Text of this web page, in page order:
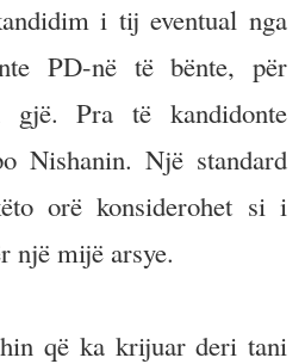
i tij eventual nga
PD-në të bënte, për
gjë. Pra të kandidonte
Nishanin. Një standard
orë konsiderohet si i
një mijë arsye.
që ka krijuar deri tani